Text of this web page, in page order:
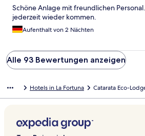
Schöne Anlage mit freundlichen
jederzeit wieder kommen.
Aufenthalt von 2 Nächten
Alle 93 Bewertungen anzeigen
Hotels in La Fortuna Catarata Eco-